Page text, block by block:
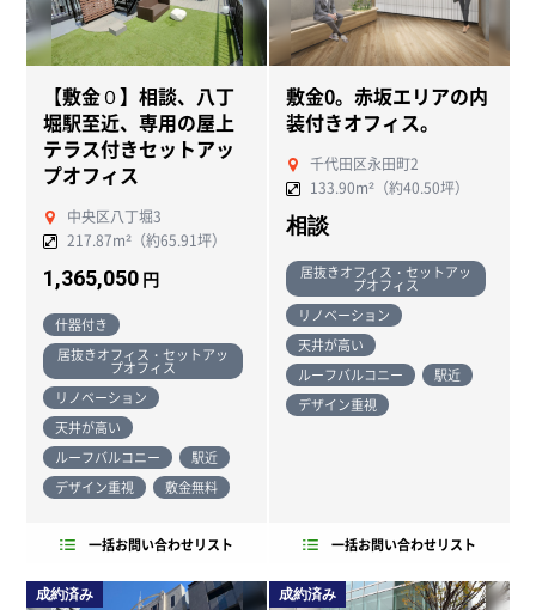
【敷金０】相談、八丁
堀駅至近、専用の屋上
テラス付きセットアッ
プオフィス
中央区八丁堀3
217.87m²（約65.91坪）
1,365,050 円
什器付き
居抜きオフィス・セットアッ
プオフィス
リノベーション
天井が高い
ルーフバルコニー
駅近
デザイン重視
敷金無料
一括お問い合わせリスト
敷金0。赤坂エリアの内
装付きオフィス。
千代田区永田町2
133.90m²（約40.50坪）
相談
居抜きオフィス・セットアッ
プオフィス
リノベーション
天井が高い
ルーフバルコニー
駅近
デザイン重視
一括お問い合わせリスト
成約済み 成約済み